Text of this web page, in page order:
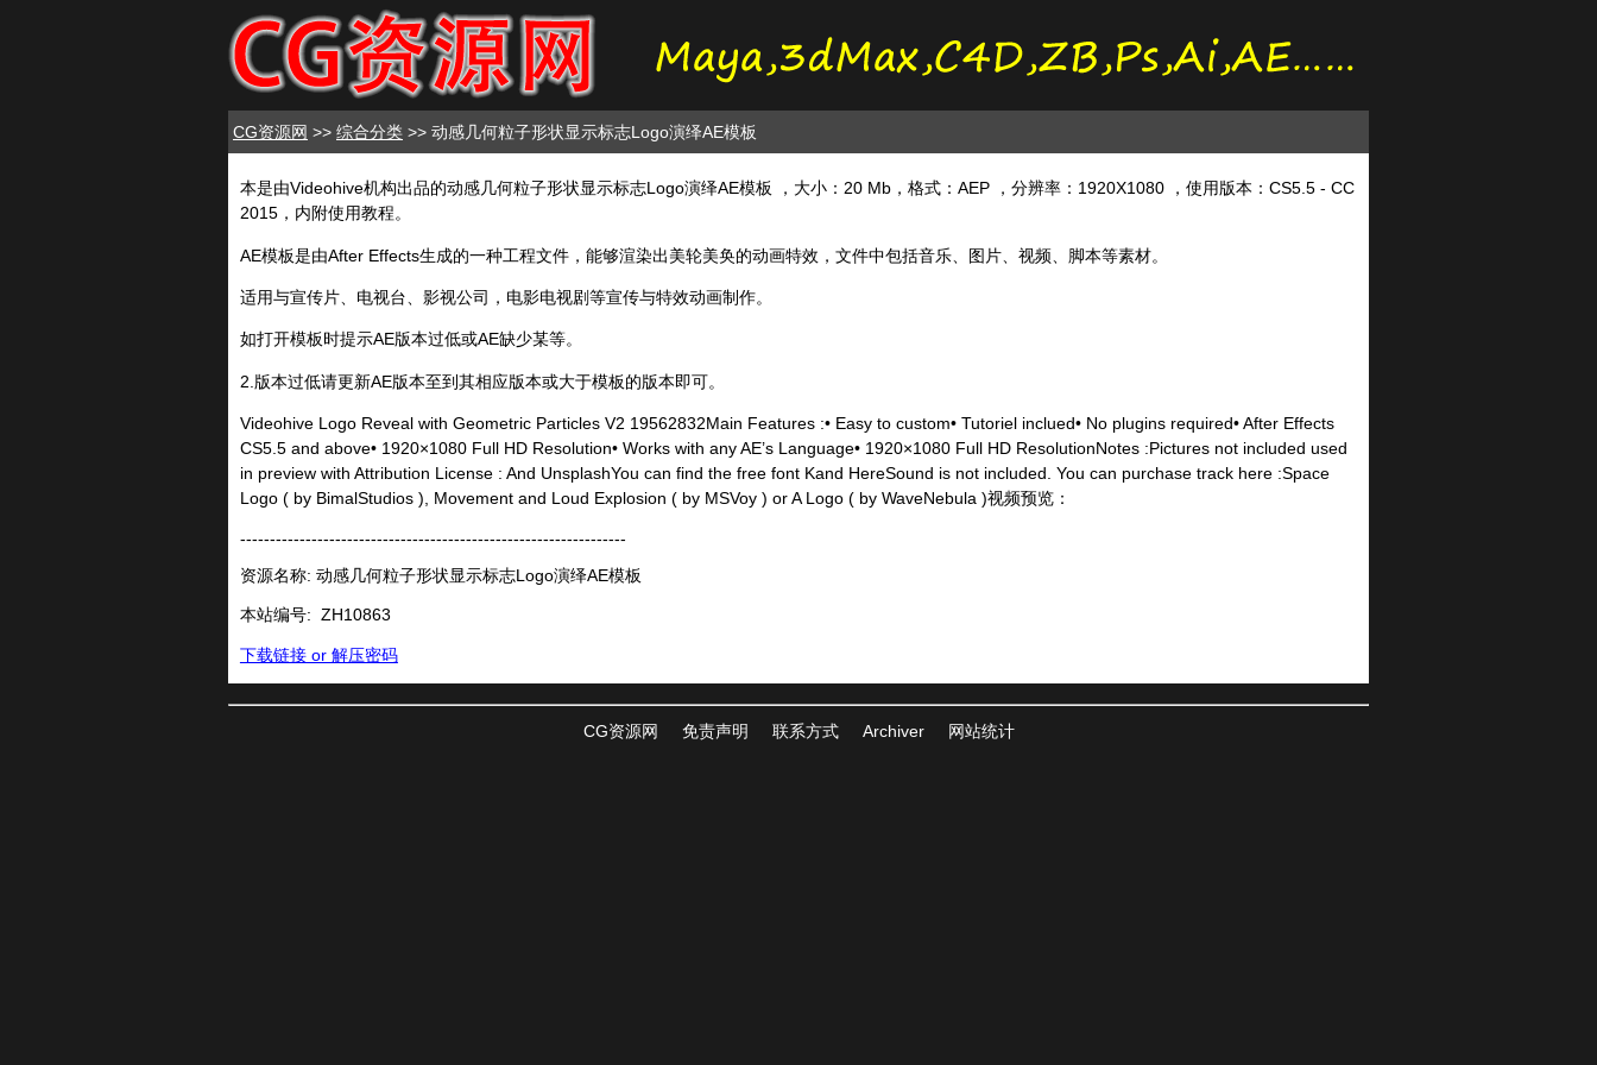
CG资源网 >> 综合分类 >> 动感几何粒子形状显示标志Logo演绎AE模板
本是由Videohive机构出品的动感几何粒子形状显示标志Logo演绎AE模板 ，大小：20 Mb，格式：AEP ，分辨率：1920X1080 ，使用版本：CS5.5 - CC
2015，内附使用教程。
AE模板是由After Effects生成的一种工程文件，能够渲染出美轮美奂的动画特效，文件中包括音乐、图片、视频、脚本等素材。
适用与宣传片、电视台、影视公司，电影电视剧等宣传与特效动画制作。
如打开模板时提示AE版本过低或AE缺少某等。
2.版本过低请更新AE版本至到其相应版本或大于模板的版本即可。
Videohive Logo Reveal with Geometric Particles V2 19562832Main Features :• Easy to custom• Tutoriel inclued• No plugins required• After Effects
CS5.5 and above• 1920×1080 Full HD Resolution• Works with any AE’s Language• 1920×1080 Full HD ResolutionNotes :Pictures not included used
in preview with Attribution License : And UnsplashYou can find the free font Kand HereSound is not included. You can purchase track here :Space
Logo ( by BimalStudios ), Movement and Loud Explosion ( by MSVoy ) or A Logo ( by WaveNebula )视频预览：
-----------------------------------------------------------------
资源名称: 动感几何粒子形状显示标志Logo演绎AE模板
本站编号: ZH10863
下载链接 or 解压密码
CG资源网 免责声明 联系方式 Archiver 网站统计